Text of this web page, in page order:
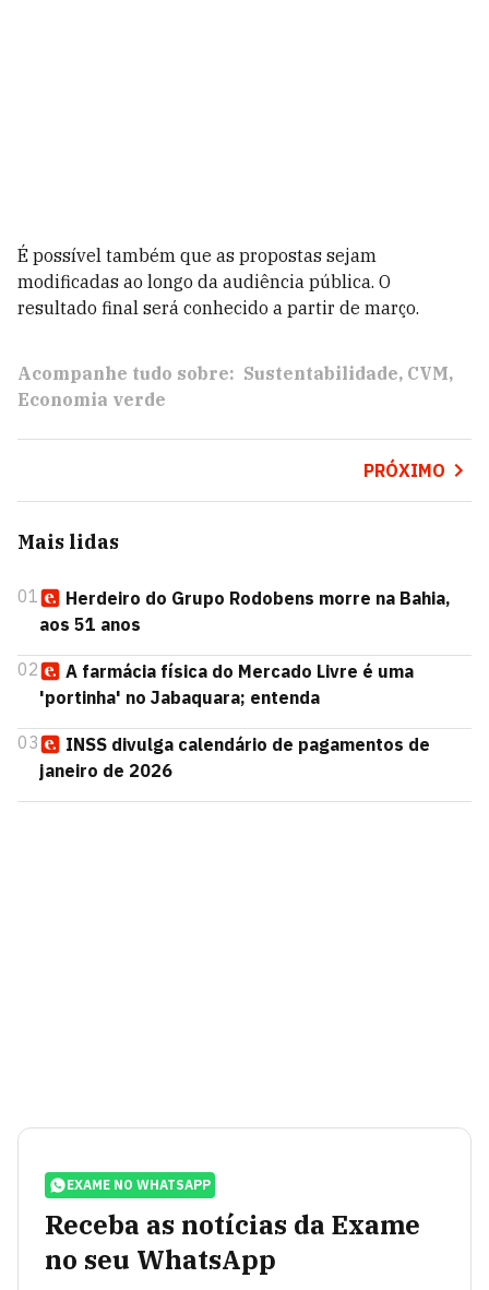
É possível também que as propostas sejam
modificadas ao longo da audiência pública. O
resultado final será conhecido a partir de março.
Acompanhe tudo sobre: Sustentabilidade CVM
Economia verde
PRÓXIMO
Mais lidas
01
Herdeiro do Grupo Rodobens morre na Bahia,
aos 51 anos
02
A farmácia física do Mercado Livre é uma
'portinha' no Jabaquara; entenda
03
INSS divulga calendário de pagamentos de
janeiro de 2026
EXAME NO WHATSAPP
Receba as notícias da Exame
no seu WhatsApp